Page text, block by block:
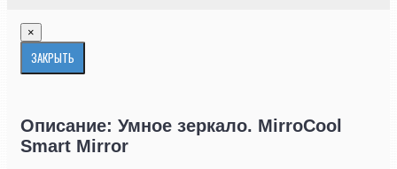
×
ЗАКРЫТЬ
Описание: Умное зеркало. MirroCool
Smart Mirror